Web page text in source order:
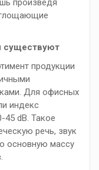
произведя
существуют
продукции
Для офисных
индекс
45 dB. Такое
речь, звук
основную массу